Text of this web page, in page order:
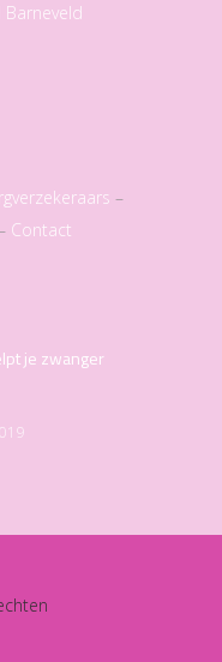
Barneveld
–
Contact
je zwanger